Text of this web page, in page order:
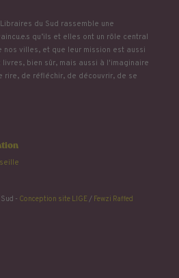
du Sud rassemble une
qu’ils et elles ont un rôle central
villes, et que leur mission est aussi
bien sûr, mais aussi à l'imaginaire
rire, de réfléchir, de découvrir, de se
- Conception site LIGE/ Fewzi Raffed